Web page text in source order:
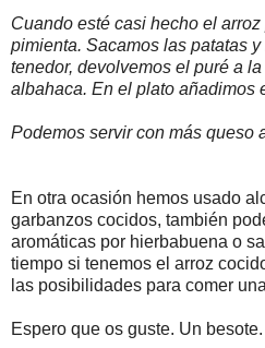
Cuando esté casi hecho el
pimienta. Sacamos las patatas
tenedor, devolvemos el puré a
albahaca. En el plato añadimos
Podemos servir con más queso
En otra ocasión hemos usado
garbanzos cocidos, también
aromáticas por hierbabuena o
tiempo si tenemos el arroz
las posibilidades para comer
Espero que os guste. Un besote.